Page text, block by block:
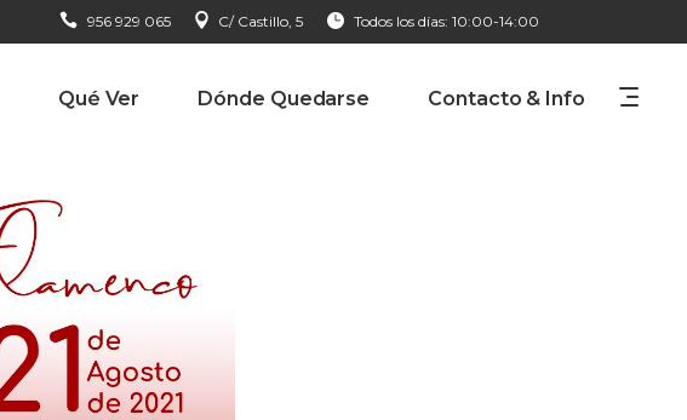
956 929 065 C/ Castillo, 5 Todos los días: 10:00-14:00
Qué Ver Dónde Quedarse Contacto & Info